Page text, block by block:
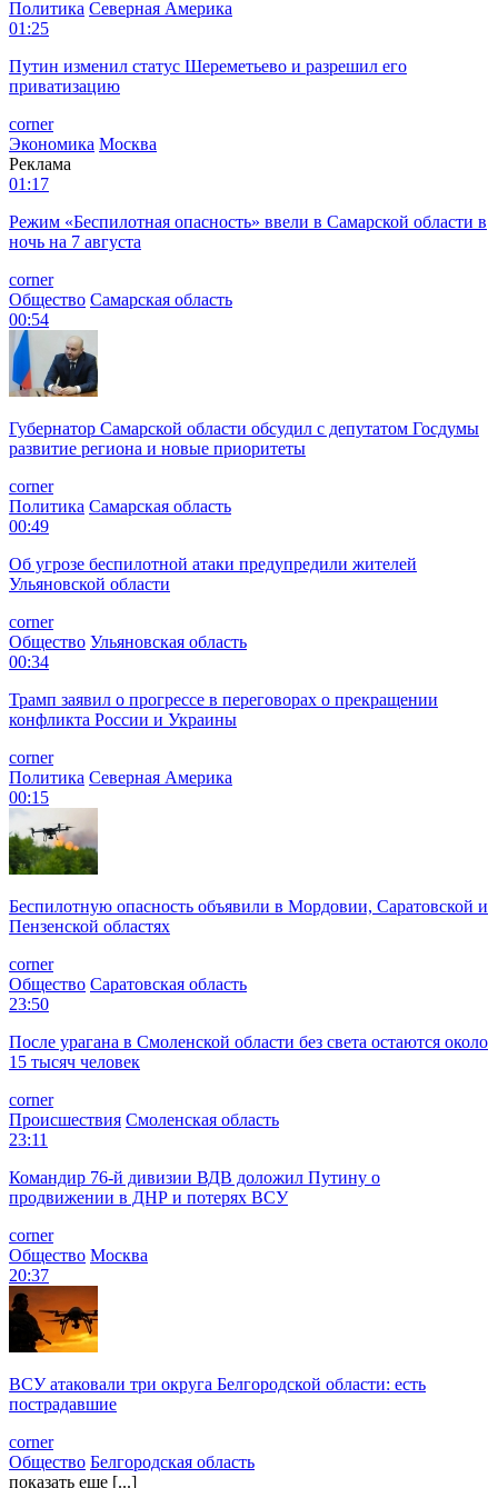
Политика Северная Америка
01:25
Путин изменил статус Шереметьево и разрешил его
приватизацию
corner
Экономика Москва
Реклама
01:17
Режим «Беспилотная опасность» ввели в Самарской области в
ночь на 7 августа
corner
Общество Самарская область
00:54
Губернатор Самарской области обсудил с депутатом Госдумы
развитие региона и новые приоритеты
corner
Политика Самарская область
00:49
Об угрозе беспилотной атаки предупредили жителей
Ульяновской области
corner
Общество Ульяновская область
00:34
Трамп заявил о прогрессе в переговорах о прекращении
конфликта России и Украины
corner
Политика Северная Америка
00:15
Беспилотную опасность объявили в Мордовии, Саратовской и
Пензенской областях
corner
Общество Саратовская область
23:50
После урагана в Смоленской области без света остаются около
15 тысяч человек
corner
Происшествия Смоленская область
23:11
Командир 76-й дивизии ВДВ доложил Путину о
продвижении в ДНР и потерях ВСУ
corner
Общество Москва
20:37
ВСУ атаковали три округа Белгородской области: есть
пострадавшие
corner
Общество Белгородская область
показать еще [...]